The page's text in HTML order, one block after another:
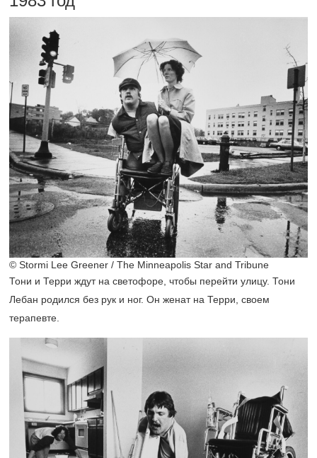
© Stormi Lee Greener / The Minneapolis Star and Tribune
Тони и Терри ждут на светофоре, чтобы перейти улицу. Тони
Лебан родился без рук и ног. Он женат на Терри, своем
терапевте.